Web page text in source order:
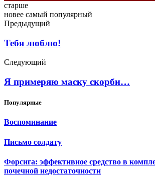
старше
новее самый популярный
Предыдущий
Тебя люблю!
Следующий
Я примеряю маску скорби…
Популярные
Воспоминание
Письмо солдату
Форсига: эффективное средство в
почечной недостаточности